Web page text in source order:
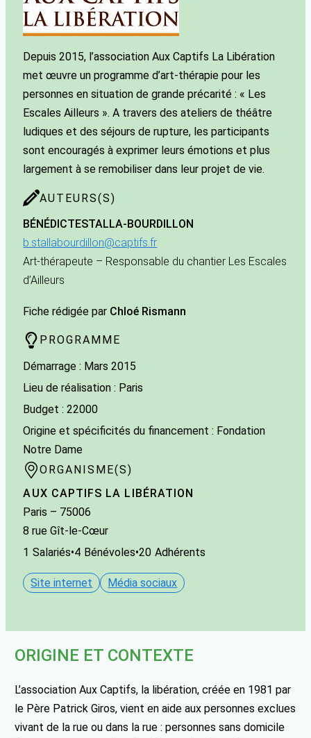
Depuis 2015, l’association Aux Captifs La Libération
met œuvre un programme d’art-thérapie pour les
personnes en situation de grande précarité : « Les
Escales Ailleurs ». A travers des ateliers de théâtre
ludiques et des séjours de rupture, les participants
sont encouragés à exprimer leurs émotions et plus
largement à se remobiliser dans leur projet de vie.
AUTEURS(S)
BÉNÉDICTESTALLA-BOURDILLON
b.stallabourdillon@captifs.fr
Art-thérapeute – Responsable du chantier Les Escales
d’Ailleurs
Fiche rédigée par Chloé Rismann
PROGRAMME
Démarrage : Mars 2015
Lieu de réalisation : Paris
Budget : 22000
Origine et spécificités du financement : Fondation
Notre Dame
ORGANISME(S)
AUX CAPTIFS LA LIBÉRATION
Paris – 75006
8 rue Gît-le-Cœur
1 Salariés•4 Bénévoles•20 Adhérents
Site internet Média sociaux
ORIGINE ET CONTEXTE
L’association Aux Captifs, la libération, créée en 1981 par
le Père Patrick Giros, vient en aide aux personnes exclues
vivant de la rue ou dans la rue : personnes sans domicile